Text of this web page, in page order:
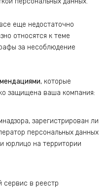
еще недостаточно
относятся к теме
за несоблюдение
, которые
защищена ваша компания:
зарегистрирован ли
персональных данных
юрлицо на территории
сервис в реестр